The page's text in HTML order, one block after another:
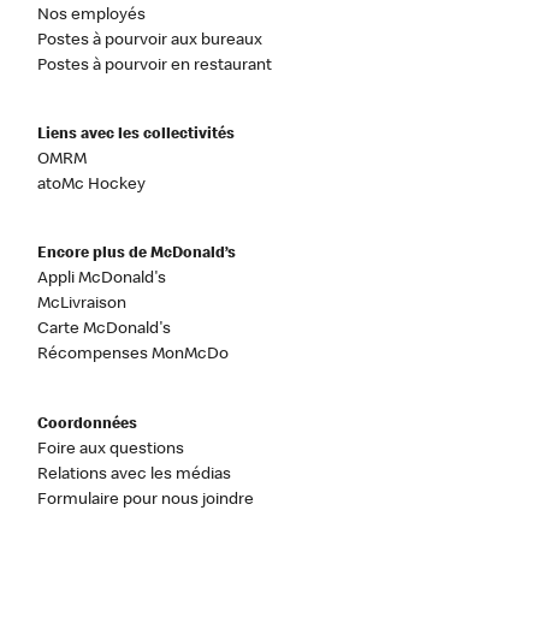
Nos employés
Postes à pourvoir aux bureaux
Postes à pourvoir en restaurant
Liens avec les collectivités
OMRM
atoMc Hockey
Encore plus de McDonald’s
Appli McDonald's
McLivraison
Carte McDonald's
Récompenses MonMcDo
Coordonnées
Foire aux questions
Relations avec les médias
Formulaire pour nous joindre